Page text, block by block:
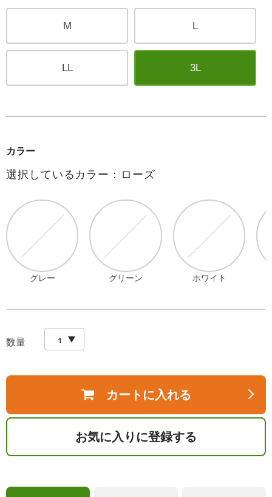
M L
LL 3L
カラー
選択しているカラー：ローズ
グレー グリーン ホワイト
数量
カートに入れる
お気に入りに登録する